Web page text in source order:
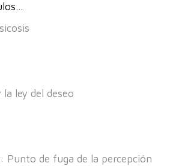
ley del deseo
Punto de fuga de la percepción